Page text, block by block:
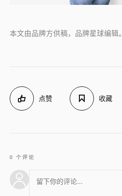
本文由品牌方供稿，品牌星球编辑。
点赞 收藏
0 个评论